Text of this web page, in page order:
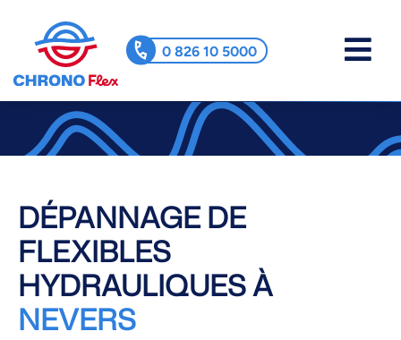
0 826 10 5000
DÉPANNAGE DE
FLEXIBLES
HYDRAULIQUES À
NEVERS